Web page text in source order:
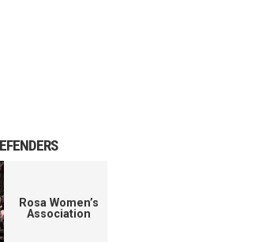
Rosa Women’s
Association